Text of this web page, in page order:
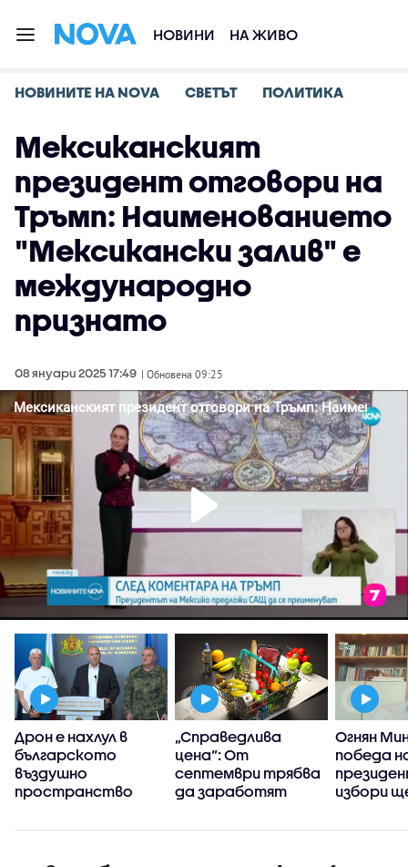
НОВИНИ НА ЖИВО
НОВИНИТЕ НА NOVA СВЕТЪТ ПОЛИТИКА
Мексиканският
президент отговори на
Тръмп: Наименованието
"Мексикански залив" е
международно
признато
08 януари 2025 17:49 | Обновена 09:25
Дрон е нахлул в
българското
въздушно
пространство
„Справедлива
цена“: От
септември трябва
да заработят
проследяване на
Огнян
победа
избори
гласа